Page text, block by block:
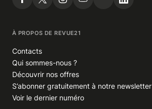
À PROPOS DE REVUE21
Contacts
Qui sommes-nous ?
Découvrir nos offres
S’abonner gratuitement à notre newsletter
Voir le dernier numéro